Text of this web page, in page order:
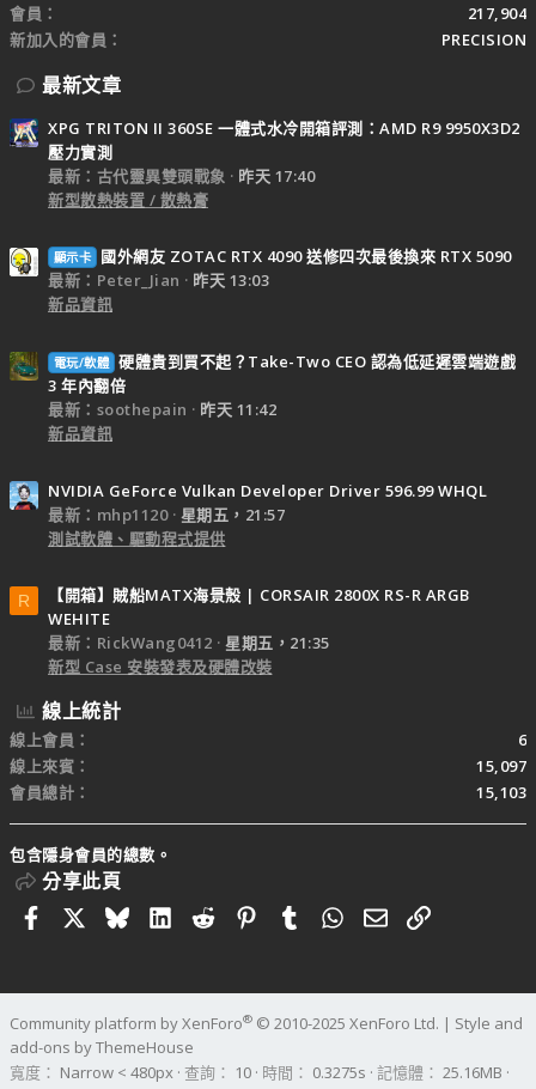
會員
217,904
新加入的會員
PRECISION
最新文章
XPG TRITON II 360SE 一體式水冷開箱評測：AMD R9 9950X3D2
壓力實測
最新：古代靈異雙頭戰象
昨天 17:40
新型散熱裝置 / 散熱膏
顯示卡
國外網友 ZOTAC RTX 4090 送修四次最後換來 RTX 5090
最新：Peter_Jian
昨天 13:03
新品資訊
電玩/軟體 硬體貴到買不起？Take-Two CEO 認為低延遲雲端遊戲
3 年內翻倍
最新：soothepain
昨天 11:42
新品資訊
NVIDIA GeForce Vulkan Developer Driver 596.99 WHQL
最新：mhp1120
星期五，21:57
測試軟體、驅動程式提供
R
【開箱】賊船MATX海景殼 | CORSAIR 2800X RS-R ARGB
WEHITE
最新：RickWang0412
星期五，21:35
新型 Case 安裝發表及硬體改裝
線上統計
線上會員
6
線上來賓
15,097
會員總計
15,103
包含隱身會員的總數。
分享此頁
FacebookBlueskyLinkedIn
RedditPinterestTumblrWhatsApp
電子郵件
連結
Community platform by XenForo® © 2010-2025 XenForo Ltd. | Style and
add-ons by ThemeHouse
寬度
查詢 10 時間 0.3275s 記憶體 25.16MB